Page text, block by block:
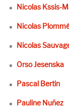
Nicolas Kssis-
Nicolas
Nicolas
Orso Jesenska
Pascal Bertin
Pauline Nuñez